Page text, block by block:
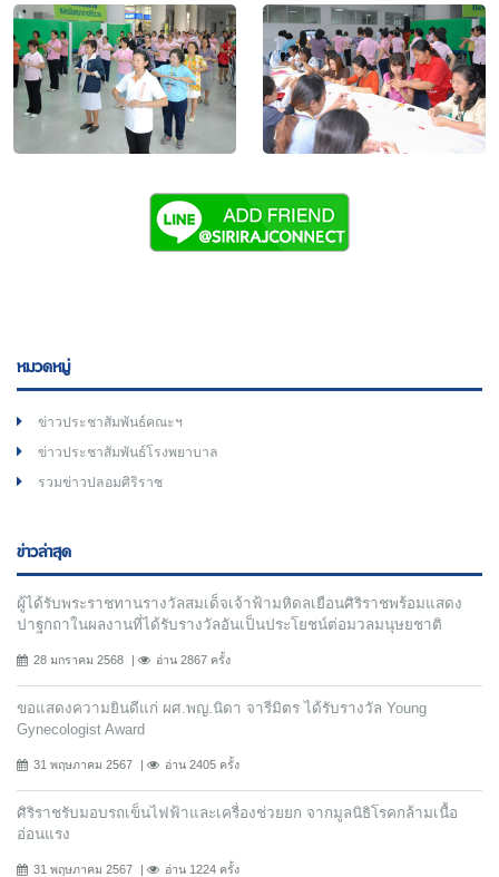
หมวดหมู่
ข่าวประชาสัมพันธ์คณะฯ
ข่าวประชาสัมพันธ์โรงพยาบาล
รวมข่าวปลอมศิริราช
ข่าวล่าสุด
ผู้ได้รับพระราชทานรางวัลสมเด็จเจ้าฟ้ามหิดลเยือนศิริราชพร้อมแสดง
ปาฐกถาในผลงานที่ได้รับรางวัลอันเป็นประโยชน์ต่อมวลมนุษยชาติ
28 มกราคม 2568 อ่าน 2867 ครั้ง
ขอแสดงความยินดีแก่ ผศ.พญ.นิดา จารีมิตร ได้รับรางวัล Young
Gynecologist Award
31 พฤษภาคม 2567 อ่าน 2405 ครั้ง
ศิริราชรับมอบรถเข็นไฟฟ้าและเครื่องช่วยยก จากมูลนิธิโรคกล้ามเนื้อ
อ่อนแรง
31 พฤษภาคม 2567 อ่าน 1224 ครั้ง